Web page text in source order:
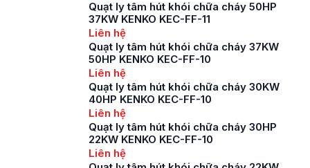
Quạt ly tâm hút khói chữa cháy 50HP
37KW KENKO KEC-FF-11
Liên hệ
Quạt ly tâm hút khói chữa cháy 37KW
50HP KENKO KEC-FF-10
Liên hệ
Quạt ly tâm hút khói chữa cháy 30KW
40HP KENKO KEC-FF-10
Liên hệ
Quạt ly tâm hút khói chữa cháy 30HP
22KW KENKO KEC-FF-10
Liên hệ